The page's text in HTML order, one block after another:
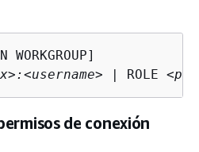
WORKGROUP]
| ROLE
de conexión